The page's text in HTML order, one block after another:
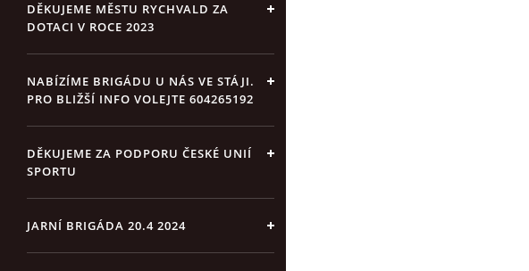
DĚKUJEME MĚSTU RYCHVALD ZA
DOTACI V ROCE 2023
NABÍZÍME BRIGÁDU U NÁS VE STÁJI.
PRO BLIŽŠÍ INFO VOLEJTE 604265192
DĚKUJEME ZA PODPORU ČESKÉ UNIÍ
SPORTU
JARNÍ BRIGÁDA 20.4 2024